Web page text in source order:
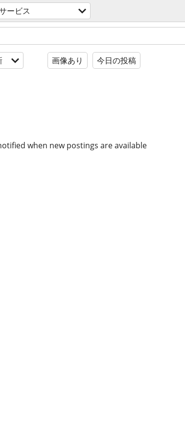
ービス
画像あり 今日の投稿
when new postings are available